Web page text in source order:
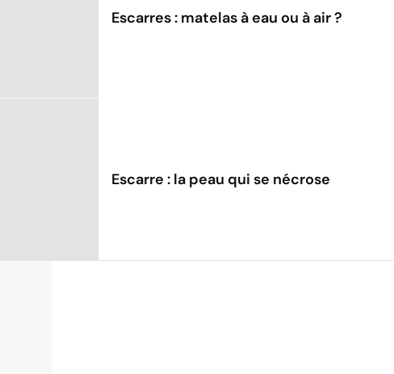
Escarres : matelas à eau ou à air ?
Escarre : la peau qui se nécrose